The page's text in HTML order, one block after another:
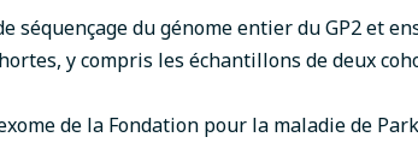
séquençage du génome entier du GP2 et
y compris les échantillons de deux
de la Fondation pour la maladie de